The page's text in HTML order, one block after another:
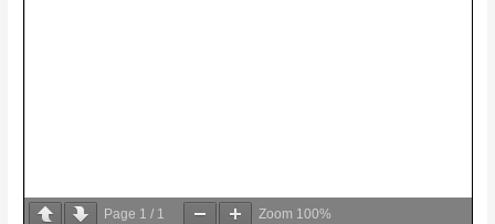
Page 1 / 1 Zoom 100%